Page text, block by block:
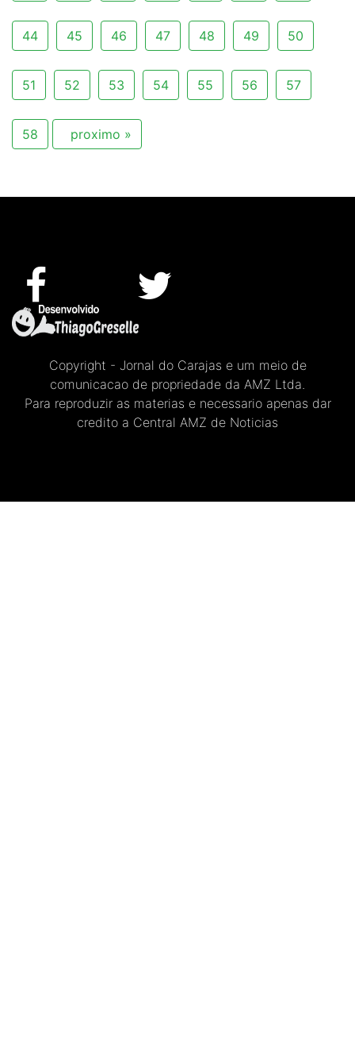
44 45 46 47 48 49 50
51 52 53 54 55 56 57
58 proximo »
Copyright - Jornal do Carajas e um meio de
comunicacao de propriedade da AMZ Ltda.
Para reproduzir as materias e necessario apenas dar
credito a Central AMZ de Noticias